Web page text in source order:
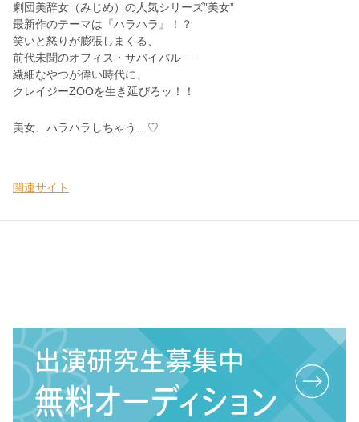
劇 団美辞女 （み じめ） の人気シ リ ーズ”美女”
最新作のテーマは 『ハラハラ 』 ！
？
笑いと怒 り が膨張し ま く る、
前代未聞のオフ ィ ス ・ サバイバル──
繊細なやつが偉い時代に、
ク レイジーZOOを生き延びろ ッ ！ ！
美女、 ハラハラ しち ゃう …♡
関連サイト